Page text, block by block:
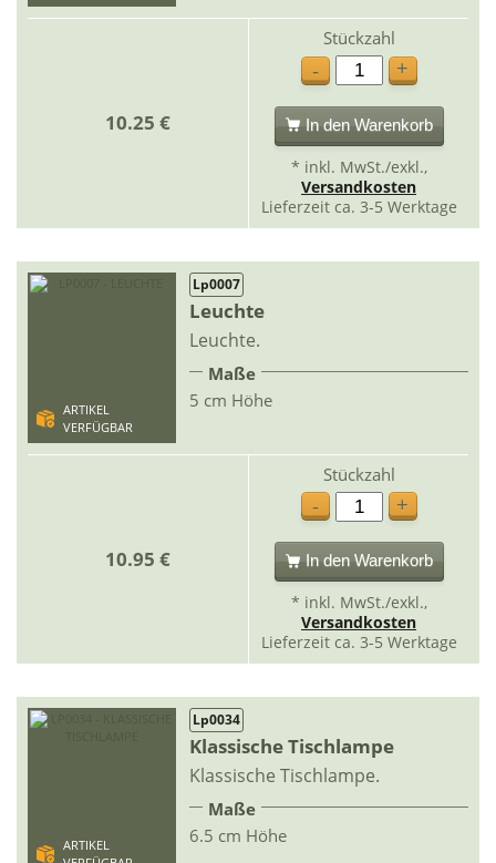
10.25 €
Stückzahl
-
+
In den Warenkorb
* inkl. MwSt./exkl.,
Versandkosten
Lieferzeit ca. 3-5 Werktage
ARTIKEL
VERFÜGBAR
Lp0007
Leuchte
Leuchte.
Maße
5 cm Höhe
10.95 €
Stückzahl
-
+
In den Warenkorb
* inkl. MwSt./exkl.,
Versandkosten
Lieferzeit ca. 3-5 Werktage
ARTIKEL
Lp0034
Klassische Tischlampe
Klassische Tischlampe.
Maße
6.5 cm Höhe